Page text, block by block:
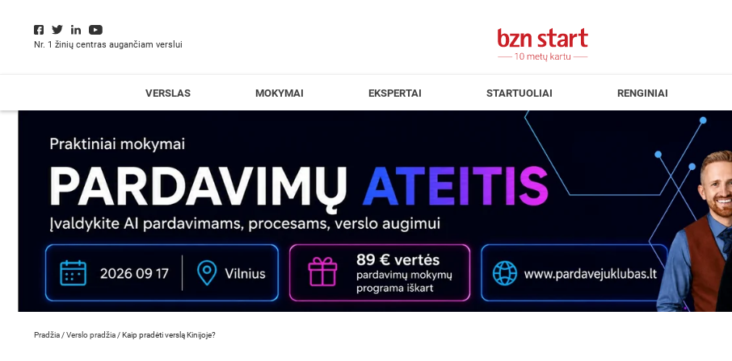
Nr. 1 žinių centras augančiam verslui
VERSLAS MOKYMAI EKSPERTAI STARTUOLIAI RENGINIAI
Pradžia /Verslo pradžia /Kaip pradėti verslą Kinijoje?